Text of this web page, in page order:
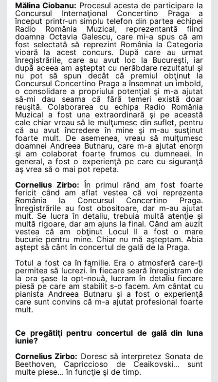
Mălina Ciobanu: Procesul acesta de participare la
Concursul Internaţional Concertino Praga a
început printr-un simplu telefon din partea echipei
Radio România Muzical, reprezentantă fiind
doamna Octavia Galescu, care mi-a spus că am
fost selectată să reprezint România la Categoria
vioară la acest concurs. După care au urmat
înregistrările, care au avut loc la Bucureşti, iar
după aceea am aşteptat cu nerăbdare rezultatul şi
nu pot să spun decât că premiul obţinut la
Concursul Concertino Praga a însemnat un imbold,
o consolidare a propriului potenţial şi m-a ajutat
să-mi dau seama că fără temeri există doar
reuşită. Colaborarea cu echipa Radio România
Muzical a fost una extraordinară şi pe această
cale chiar vreau să le mulţumesc din suflet, pentru
că au avut încredere în mine şi m-au susţinut
foarte mult. De asemenea, vreau să mulţumesc
doamnei Andreea Butnaru, care m-a ajutat enorm
şi am colaborat foarte frumos cu dumneaei. În
general, a fost o experienţă pe care cu siguranţă
aş vrea să o mai pot repeta.
Cornelius Zirbo: În primul rând am fost foarte
fericit când am aflat vestea că voi reprezenta
România la Concursul Concertino Praga.
Înregistrările au fost obositoare, dar m-au ajutat
mult. Se lucra în detaliu, trebuia multă atenţie şi
multă rigoare, dar am ajuns la final. Când am auzit
vestea că am obţinut Locul II a fost o mare
bucurie pentru mine. Chiar nu mă aşteptam. Abia
aştept să cânt în concertul de gală de la Praga.
Totul a fost ca în familie. Era o atmosferă care-ţi
permitea să lucrezi. În fiecare seară înregistram de
la ora şase la opt-nouă, lucram în detaliu fiecare
piesă pe care am stabilit s-o facem. Am cântat cu
pianista Andreea Butnaru şi a fost o experienţă
care sunt convins că m-a ajutat profesional foarte
mult.
Ce pregătiţi pentru concertul de gală din luna
iunie?
Cornelius Zirbo: Doresc să interpretez Sonata de
Beethoven, Capriccioso de Ceaikovski... sunt
multe piese… în funcţie şi de timp.